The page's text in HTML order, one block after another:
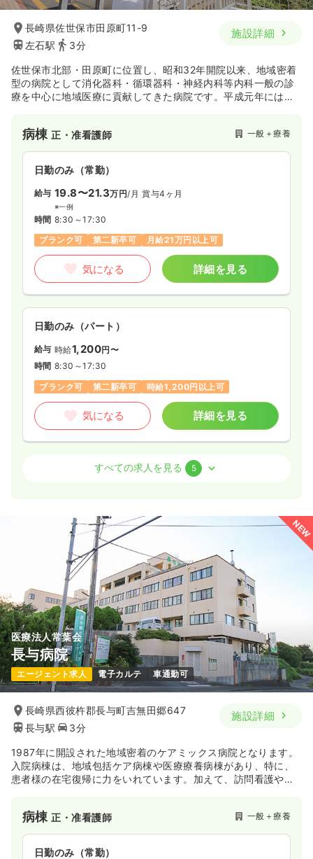
長崎県佐世保市田原町11-9
左石駅
3分
施設詳細
佐世保市北部・田原町に位置し、昭和32年開院以来、地域密着
型の病院として消化器科・循環器科・神経内科等内科一般の診
療を中心に地域医療に貢献してきた病院です。平成元年には新
病棟正・准看護師 一般＋療養
日勤のみ（常勤）
給与 19.8〜21.3万円/月 賞与4ヶ月
※一例
時間 8:30～17:30
ブランク可
第二新卒可 月給21万円以上可
気になる 詳細を見る
日勤のみ（パート）
給与 時給1,200円〜
時間 8:30～17:30
ブランク可
第二新卒可 時給1,200円以上可
気になる 詳細を見る
正・准看護師
20.9〜23.5万円/月 賞与3ヶ月
※一例
8:30～17:30
日祝休み
月給23万円以上可
気になる 詳細を見る
日勤のみ（パート）
給与 時給1,000〜1,100円
時間 8:30～17:30
日祝休み
時給1,100円以上可
気になる 詳細を見る
日勤のみ（常勤）
給与 22.9 万円/月
すべての求人を見る 5
NEW
医療法人常葉会
長与病院
エージェント求人 電子カルテ 車通勤可
長崎県西彼杵郡長与町吉無田郷647
長与駅
3分
施設詳細
1987年に開設された地域密着のケアミックス病院となります。
入院病棟は、地域包括ケア病棟や医療療養病棟があり、特に、
患者様の在宅復帰に力をいれています。加えて、訪問看護や訪
す。
病棟正・准看護師 一般＋療養
日勤のみ（常勤）